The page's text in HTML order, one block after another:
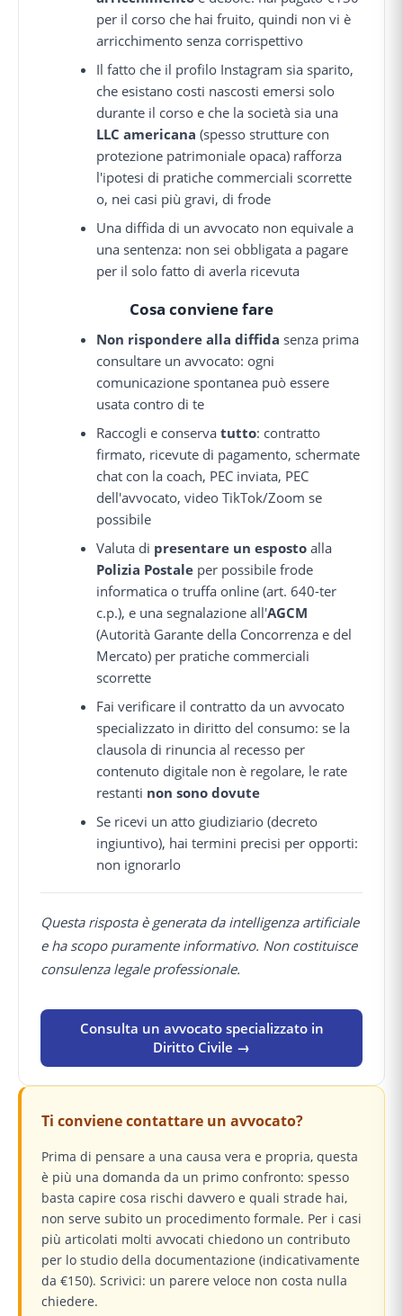
per il corso che hai fruito, quindi non vi è
arricchimento senza corrispettivo
Il fatto che il profilo Instagram sia sparito,
che esistano costi nascosti emersi solo
durante il corso e che la società sia una
LLC americana (spesso strutture con
protezione patrimoniale opaca) rafforza
l'ipotesi di pratiche commerciali scorrette
o, nei casi più gravi, di frode
Una diffida di un avvocato non equivale a
una sentenza: non sei obbligata a pagare
per il solo fatto di averla ricevuta
Cosa conviene fare
Non rispondere alla diffida senza prima
consultare un avvocato: ogni
comunicazione spontanea può essere
usata contro di te
Raccogli e conservatutto: contratto
firmato, ricevute di pagamento, schermate
chat con la coach, PEC inviata, PEC
dell'avvocato, video TikTok/Zoom se
possibile
Valuta di presentare un esposto alla
Polizia Postale per possibile frode
informatica o truffa online (art. 640-ter
c.p.), e una segnalazione all'AGCM
(Autorità Garante della Concorrenza e del
Mercato) per pratiche commerciali
scorrette
Fai verificare il contratto da un avvocato
specializzato in diritto del consumo: se la
clausola di rinuncia al recesso per
contenuto digitale non è regolare, le rate
restanti non sono dovute
Se ricevi un atto giudiziario (decreto
ingiuntivo), hai termini precisi per opporti:
non ignorarlo
Questa risposta è generata da intelligenza artificiale
e ha scopo puramente informativo. Non costituisce
consulenza legale professionale.
Consulta un avvocato specializzato in
Diritto Civile →
Ti conviene contattare un avvocato?
Prima di pensare a una causa vera e propria, questa
è più una domanda da un primo confronto: spesso
basta capire cosa rischi davvero e quali strade hai,
non serve subito un procedimento formale. Per i casi
più articolati molti avvocati chiedono un contributo
per lo studio della documentazione (indicativamente
da €150). Scrivici: un parere veloce non costa nulla
chiedere.